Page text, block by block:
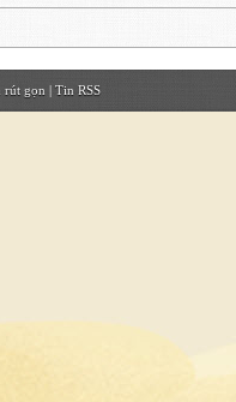
rút gọn | Tin RSS